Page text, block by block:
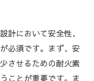
計において安全性、
必須です。まず、安
させるための耐火素
ことが重要です。ま